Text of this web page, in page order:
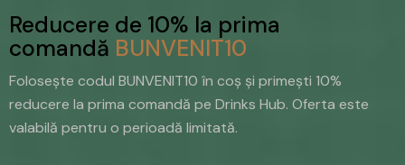
Reducere de 10% la prima
comandă BUNVENIT10
Folosește codul BUNVENIT10 în coș și primești 10%
reducere la prima comandă pe Drinks Hub. Oferta este
valabilă pentru o perioadă limitată.